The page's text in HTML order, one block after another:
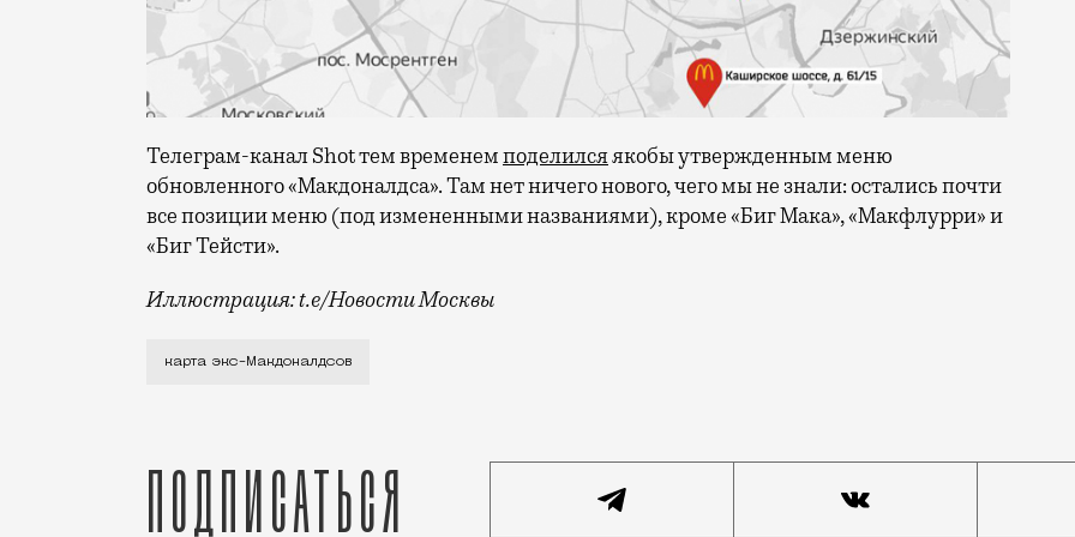
Телеграм-канал Shot тем временемподелилсяякобы утвержденным меню
обновленного «Макдоналдса». Там нет ничего нового, чего мы не знали: остались почти
все позиции меню (под измененными названиями), кроме «Биг Мака», «Макфлурри» и
«Биг Тейсти».
Иллюстрация: t.e/Новости Москвы
Недавно в редакции СМИ разослали письма, в которых говорилось об открытии 12 июня
карта экс-Макдоналдсов
Подписаться